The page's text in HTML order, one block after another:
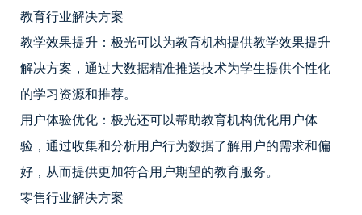
教育行业解决方案
教学效果提升：极光可以为教育机构提供教学效果提升
解决方案，通过大数据精准推送技术为学生提供个性化
的学习资源和推荐。
用户体验优化：极光还可以帮助教育机构优化用户体
验，通过收集和分析用户行为数据了解用户的需求和偏
好，从而提供更加符合用户期望的教育服务。
零售行业解决方案